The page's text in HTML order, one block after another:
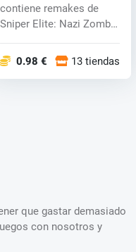
contiene remakes de
Sniper Elite: Nazi Zombie
0.98 € 13 tiendas
que gastar demasiado
con nosotros y